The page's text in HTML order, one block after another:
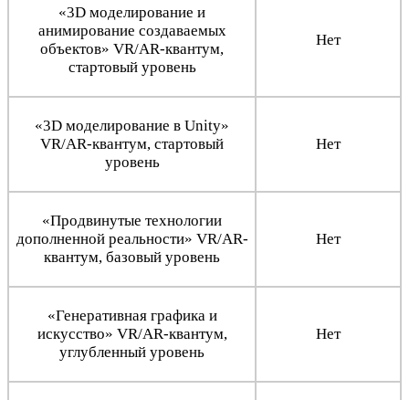
«3D моделирование и
анимирование создаваемых
объектов» VR/AR-квантум,
стартовый уровень
Нет
«3D моделирование в Unity»
VR/AR-квантум, стартовый
уровень
Нет
«Продвинутые технологии
дополненной реальности» VR/AR-
квантум, базовый уровень
Нет
«Генеративная графика и
искусство» VR/AR-квантум,
углубленный уровень
Нет